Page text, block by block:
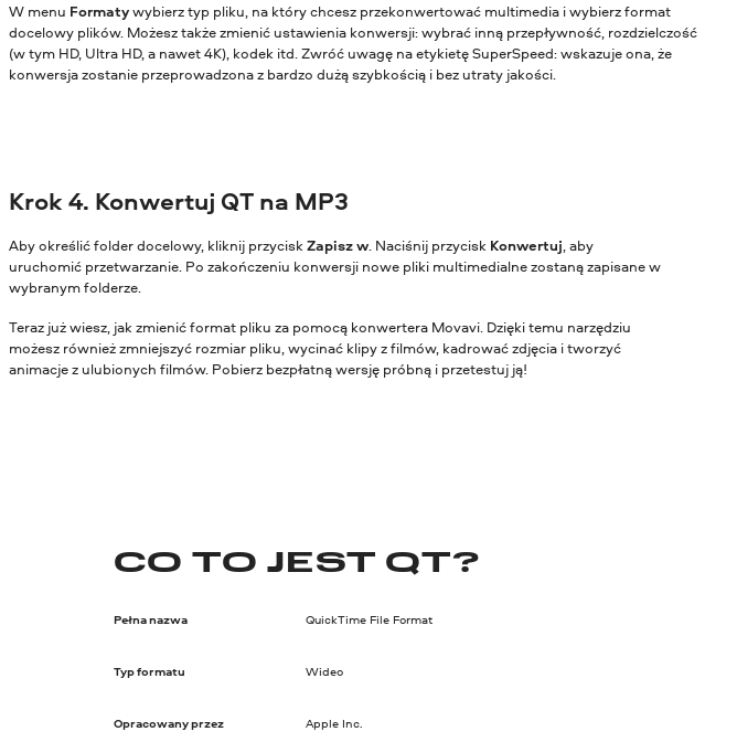
W menu Formatywybierz typ pliku, na który chcesz przekonwertować multimedia i wybierz format
docelowy plików. Możesz także zmienić ustawienia konwersji: wybrać inną przepływność, rozdzielczość
(w tym HD, Ultra HD, a nawet 4K), kodek itd. Zwróć uwagę na etykietę SuperSpeed: wskazuje ona, że
konwersja zostanie przeprowadzona z bardzo dużą szybkością i bez utraty jakości.
Krok 4. Konwertuj QT na MP3
Aby określić folder docelowy, kliknij przyciskZapisz w. Naciśnij przycisk Konwertuj, aby
uruchomić przetwarzanie. Po zakończeniu konwersji nowe pliki multimedialne zostaną zapisane w
wybranym folderze.
Teraz już wiesz, jak zmienić format pliku za pomocą konwertera Movavi. Dzięki temu narzędziu
możesz również zmniejszyć rozmiar pliku, wycinać klipy z filmów, kadrować zdjęcia i tworzyć
animacje z ulubionych filmów. Pobierz bezpłatną wersję próbną i przetestuj ją!
CO TO JEST QT?
Pełna nazwa QuickTime File Format
Typ formatu Wideo
Opracowany przez Apple Inc.